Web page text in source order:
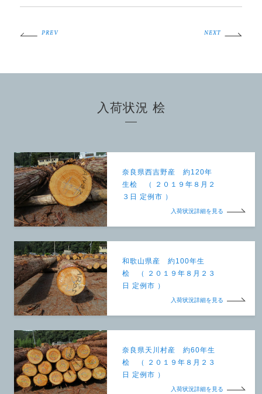
PREV NEXT
入荷状況 桧
奈良県西吉野産 約120年
生桧 （ ２０１９年８月２
３日 定例市 ）
入荷状況詳細を見る
和歌山県産 約100年生
桧 （ ２０１９年８月２３
日 定例市 ）
入荷状況詳細を見る
奈良県天川村産 約60年生
桧 （ ２０１９年８月２３
日 定例市 ）
入荷状況詳細を見る